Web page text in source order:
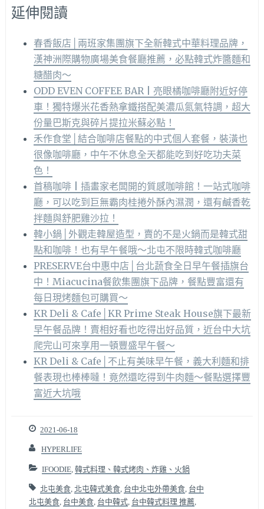
延伸閱讀
春香飯店│兩班家集團旗下全新韓式中華料理品牌，
漢神洲際購物廣場美食餐廳推薦，必點韓式炸醬麵和
糖醋肉～
ODD EVEN COFFEE BAR | 亮眼橘咖啡廳附近好停
車！獨特爆米花香熱拿鐵搭配美濃瓜氮氣特調，超大
份量巴斯克與碎片提拉米蘇必點！
禾作食堂│結合咖啡店餐點的中式個人套餐，裝潢也
很像咖啡廳，中午不休息全天都能吃到好吃功夫菜
色！
首稿咖啡 | 插畫家老闆開的質感咖啡館！一站式咖啡
廳，可以吃到巨無霸肉桂捲外酥內濕潤，還有鹹香乾
拌麵與舒肥雞沙拉！
韓小鍋│外觀走韓屋造型，賣的不是火鍋而是韓式甜
點和咖啡！也有早午餐哦～北屯不限時韓式咖啡廳
PRESERVE台中惠中店│台北蔬食全日早午餐插旗台
中！Miacucina餐飲集團旗下品牌，餐點豐富還有
每日現烤麵包可購買～
KR Deli & Cafe│KR Prime Steak House旗下最新
早午餐品牌！賣相好看也吃得出好品質，近台中大坑
爬完山可來享用一頓豐盛早午餐～
KR Deli & Cafe│不止有美味早午餐，義大利麵和排
餐表現也棒棒噠！竟然還吃得到牛肉麵～餐點選擇豐
富近大坑哦
2021-06-18
HYPERLIFE
IFOODIE, 韓式料理、韓式烤肉、炸雞、火鍋
北屯美食, 北屯韓式美食, 台中北屯外帶美食, 台中
北屯美食, 台中美食, 台中韓式, 台中韓式料理 推薦